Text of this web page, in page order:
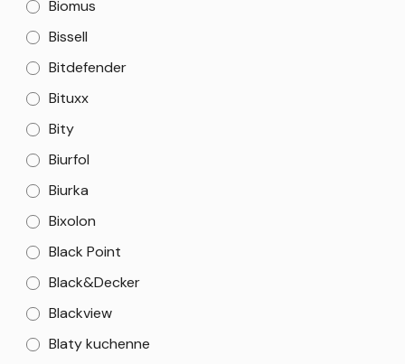
Biomus
Bissell
Bitdefender
Bituxx
Bity
Biurfol
Biurka
Bixolon
Black Point
Black&Decker
Blackview
Blaty kuchenne